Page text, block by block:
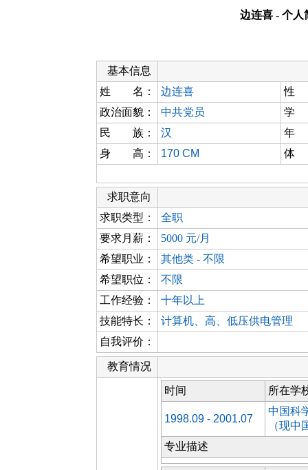
边连喜 - 个人
基本信息
姓 名：
边连喜
性
政治面貌：
中共党员
学
民 族：
汉
年
身 高：
170 CM 体
求职意向
求职类型：
全职
要求月薪：
5000 元/月
希望职业：
其他类 - 不限
希望职位：
不限
工作经验：
十年以上
技能特长：
计算机、高、低压供电管理
自我评价：
教育情况
时间 所在学
1998.09 - 2001.07
中国科
（现中
专业描述